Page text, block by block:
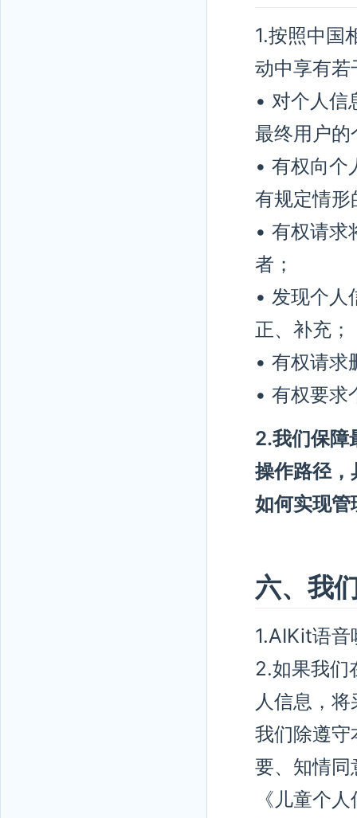
1.按照中国
动中享有若
• 对个人信
最终用户的
• 有权向个
有规定情形
• 有权请求
者；
• 发现个人
正、补充；
• 有权请求
• 有权要求
2.我们保障
操作路径，
如何实现管
六、我
1.AIKit语音
2.如果我们
人信息，
我们除遵守
要、知情同
《儿童个